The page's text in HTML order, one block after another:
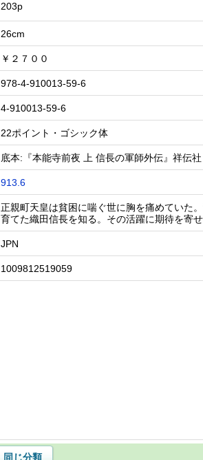
203p
26cm
￥２７００
978-4-910013-59-6
4-910013-59-6
22ポイント・ゴシック体
底本:『本能寺前夜 上 信長の軍師外伝』祥伝社
913.6
正親町天皇は貧困に喘ぐ世に胸を痛めていた
育てた織田信長を知る。その活躍に期待を寄
JPN
1009812519059
同じ分類